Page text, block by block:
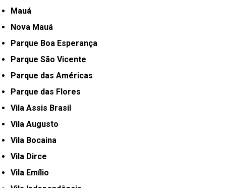
Mauá
Nova Mauá
Parque Boa Esperança
Parque São Vicente
Parque das Américas
Parque das Flores
Vila Assis Brasil
Vila Augusto
Vila Bocaina
Vila Dirce
Vila Emílio